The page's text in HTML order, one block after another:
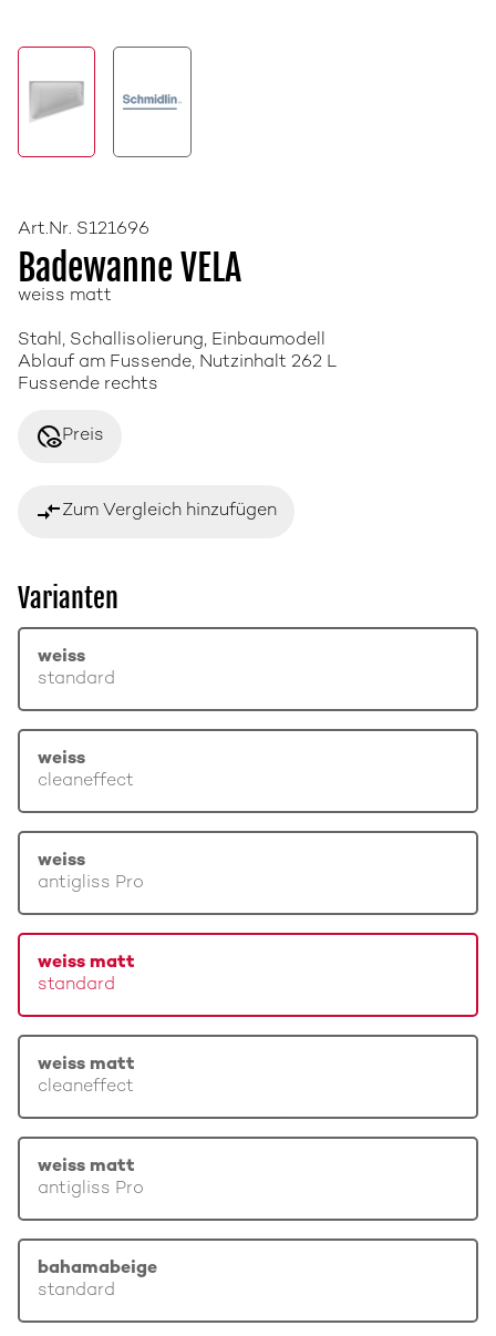
Art.Nr. S121696
Badewanne VELA
weiss matt
Stahl, Schallisolierung, Einbaumodell
Ablauf am Fussende, Nutzinhalt 262 L
Fussende rechts
disabled_visiblePreis
compare_arrowsZum Vergleich hinzufügen
Varianten
weiss
standard
weiss
cleaneffect
weiss
antigliss Pro
weiss matt
standard
weiss matt
cleaneffect
weiss matt
antigliss Pro
bahamabeige
standard